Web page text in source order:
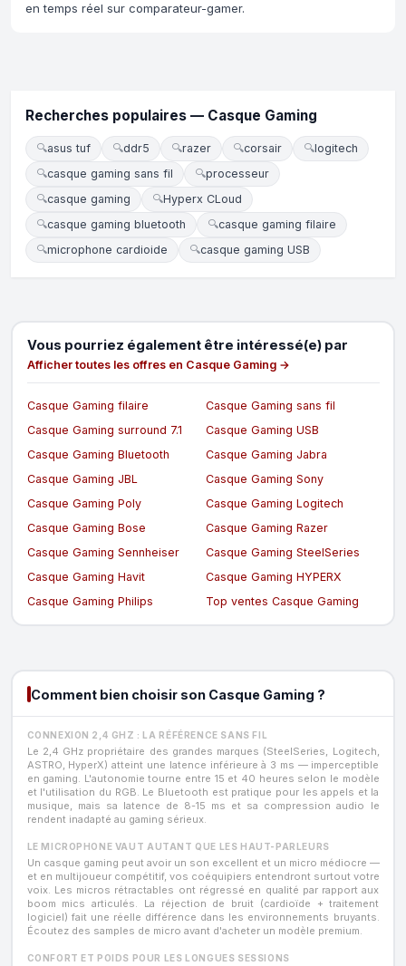
en temps réel sur comparateur-gamer.
Recherches populaires — Casque Gaming
🔍asus tuf 🔍ddr5 🔍razer 🔍corsair 🔍logitech
🔍casque gaming sans fil 🔍processeur
🔍casque gaming 🔍Hyperx CLoud
🔍casque gaming bluetooth 🔍casque gaming filaire
🔍microphone cardioide 🔍casque gaming USB
Vous pourriez également être intéressé(e) par
Afficher toutes les offres en Casque Gaming →
Casque Gaming filaire
Casque Gaming sans fil
Casque Gaming surround 7.1
Casque Gaming USB
Casque Gaming Bluetooth
Casque Gaming Jabra
Casque Gaming JBL
Casque Gaming Sony
Casque Gaming Poly
Casque Gaming Logitech
Casque Gaming Bose
Casque Gaming Razer
Casque Gaming Sennheiser
Casque Gaming SteelSeries
Casque Gaming Havit
Casque Gaming HYPERX
Casque Gaming Philips
Top ventes Casque Gaming
Comment bien choisir son Casque Gaming ?
CONNEXION 2,4 GHZ : LA RÉFÉRENCE SANS FIL
Le 2,4 GHz propriétaire des grandes marques (SteelSeries, Logitech,
ASTRO, HyperX) atteint une latence inférieure à 3 ms — imperceptible
en gaming. L'autonomie tourne entre 15 et 40 heures selon le modèle
et l'utilisation du RGB. Le Bluetooth est pratique pour les appels et la
musique, mais sa latence de 8-15 ms et sa compression audio le
rendent inadapté au gaming sérieux.
LE MICROPHONE VAUT AUTANT QUE LES HAUT-PARLEURS
Un casque gaming peut avoir un son excellent et un micro médiocre —
et en multijoueur compétitif, vos coéquipiers entendront surtout votre
voix. Les micros rétractables ont régressé en qualité par rapport aux
boom mics articulés. La réjection de bruit (cardioïde + traitement
logiciel) fait une réelle différence dans les environnements bruyants.
Écoutez des samples de micro avant d'acheter un modèle premium.
CONFORT ET POIDS POUR LES LONGUES SESSIONS